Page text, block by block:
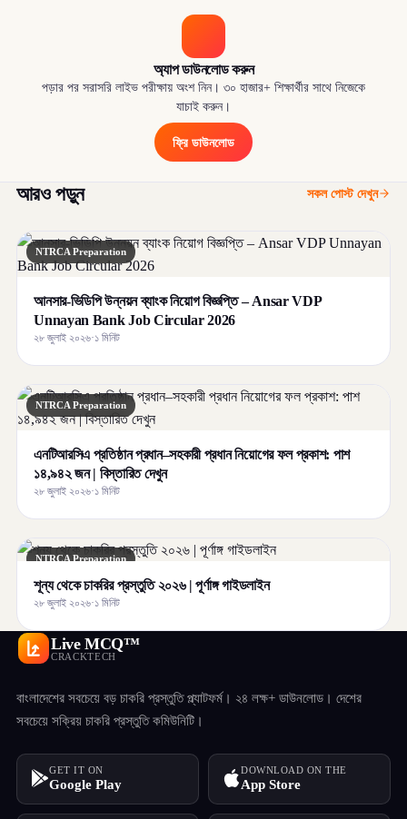
অ্যাপ ডাউনলোড করুন
পড়ার পর সরাসরি লাইভ পরীক্ষায় অংশ নিন। ৩০ হাজার+ শিক্ষার্থীর সাথে নিজেকে
যাচাই করুন।
ফ্রি ডাউনলোড
আরও পড়ুন সকল পোস্ট দেখুন
NTRCA Preparation
আনসার-ভিডিপি উন্নয়ন ব্যাংক নিয়োগ বিজ্ঞপ্তি – Ansar VDP
Unnayan Bank Job Circular 2026
২৮ জুলাই ২০২৬·১ মিনিট
NTRCA Preparation
এনটিআরসিএ প্রতিষ্ঠান প্রধান–সহকারী প্রধান নিয়োগের ফল প্রকাশ: পাশ
১৪,৯৪২ জন | বিস্তারিত দেখুন
২৮ জুলাই ২০২৬·১ মিনিট
NTRCA Preparation
শূন্য থেকে চাকরির প্রস্তুতি ২০২৬ | পূর্ণাঙ্গ গাইডলাইন
২৮ জুলাই ২০২৬·১ মিনিট
Live MCQ™
CRACKTECH
বাংলাদেশের সবচেয়ে বড় চাকরি প্রস্তুতি প্ল্যাটফর্ম। ২৪ লক্ষ+ ডাউনলোড। দেশের
সবচেয়ে সক্রিয় চাকরি প্রস্তুতি কমিউনিটি।
GET IT ON
Google Play
DOWNLOAD ON THE
App Store